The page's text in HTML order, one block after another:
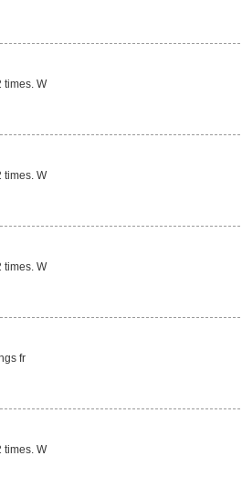
times. W
times. W
times. W
fr
times. W